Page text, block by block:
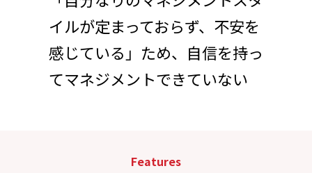
イルが定まっておらず、不安を
感じている」ため、自信を持っ
てマネジメントできていない
Features